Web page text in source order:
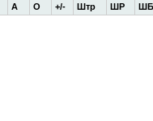
А О +/- Штр ШР ШБ